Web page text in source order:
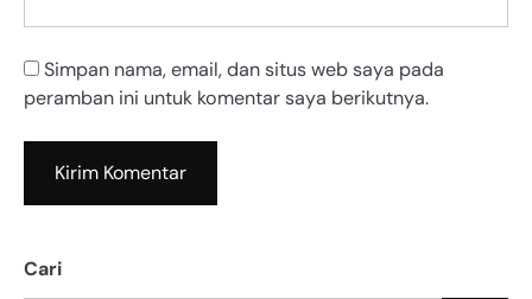
Simpan nama, email, dan situs web saya pada
peramban ini untuk komentar saya berikutnya.
Cari